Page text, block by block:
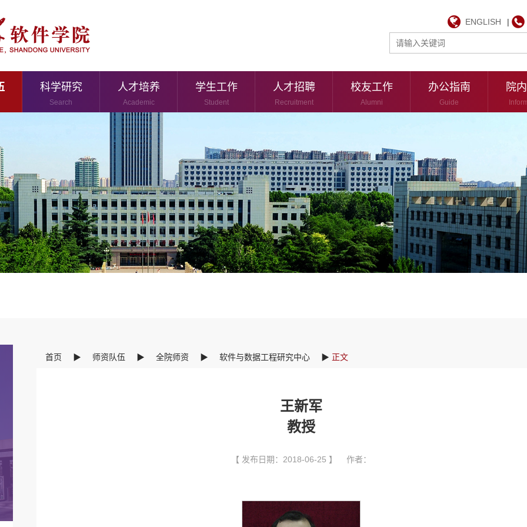
ENGLISH |
科学研究
Search
人才培养
Academic
学生工作
Student
人才招聘
Recruitment
校友工作
Alumni
办公指南
Guide
院
首页 ▶ 师资队伍 ▶ 全院师资 ▶ 软件与数据工程研究中心 ▶ 正文
王新军
教授
【 发布日期：2018-06-25 】 作者：